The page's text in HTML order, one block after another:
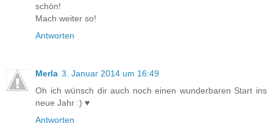
schön!
Mach weiter so!
Antworten
Merla 3. Januar 2014 um 16:49
Oh ich wünsch dir auch noch einen wunderbaren Start ins
neue Jahr :) ♥
Antworten